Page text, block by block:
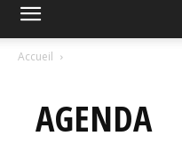
Accueil
AGENDA